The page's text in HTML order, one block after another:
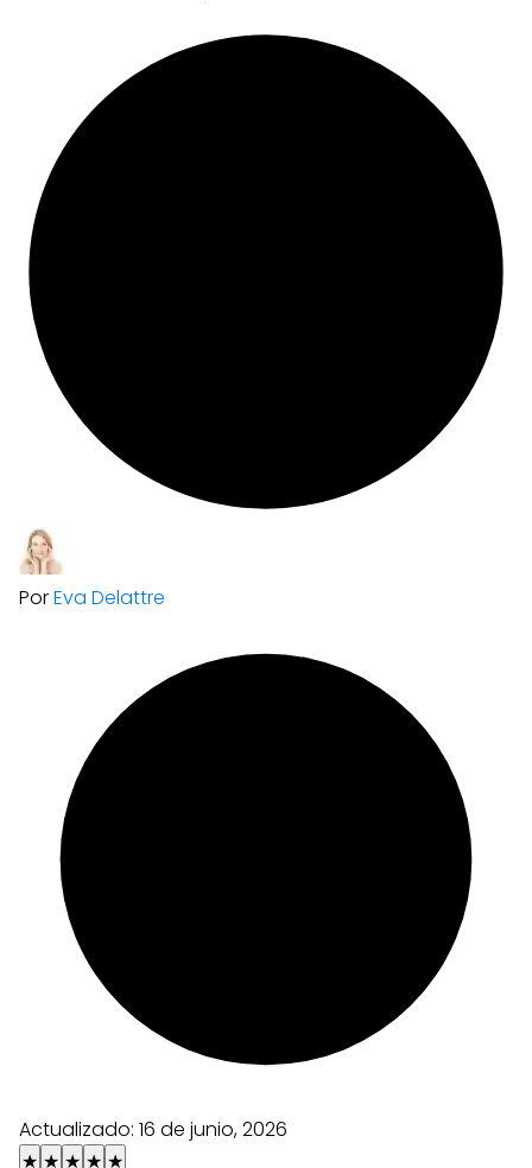
PorEva Delattre
Actualizado: 16 de junio, 2026
★ ★ ★ ★ ★